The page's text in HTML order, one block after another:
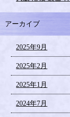
アーカイブ
2025年9月
2025年2月
2025年1月
2024年7月